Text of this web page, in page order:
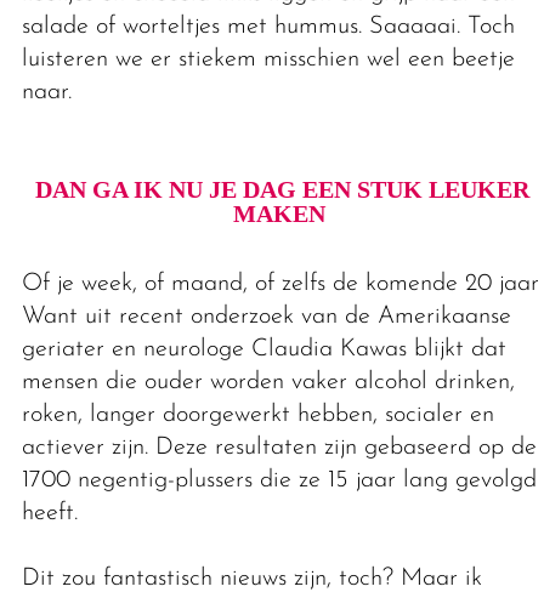
salade of worteltjes met hummus. Saaaaai. Toch
luisteren we er stiekem misschien wel een beetje
naar.
DAN GA IK NU JE DAG EEN STUK LEUKER
MAKEN
Of je week, of maand, of zelfs de komende 20 jaar.
Want uit recent onderzoek van de Amerikaanse
geriater en neurologe Claudia Kawas blijkt dat
mensen die ouder worden vaker alcohol drinken,
roken, langer doorgewerkt hebben, socialer en
actiever zijn. Deze resultaten zijn gebaseerd op de
1700 negentig-plussers die ze 15 jaar lang gevolgd
heeft.
Dit zou fantastisch nieuws zijn, toch? Maar ik